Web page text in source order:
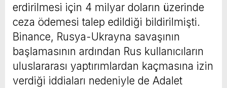
erdirilmesi için 4 milyar doların üzerinde
ceza ödemesi talep edildiği bildirilmişti.
Binance, Rusya-Ukrayna savaşının
başlamasının ardından Rus kullanıcıların
uluslararası yaptırımlardan kaçmasına izin
verdiği iddiaları nedeniyle de Adalet